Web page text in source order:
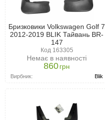
Бризковики Volkswagen Golf 7
2012-2019 BLIK Тайвань BR-
147
Код 163305
Немає в наявності
860грн
Вирбник: Blik